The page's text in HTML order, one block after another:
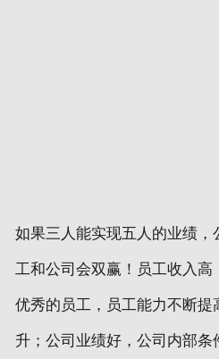
如果三人能实现五人的业绩，
工和公司会双赢！员工收入
优秀的员工，员工能力不断提
升；公司业绩好，公司内部